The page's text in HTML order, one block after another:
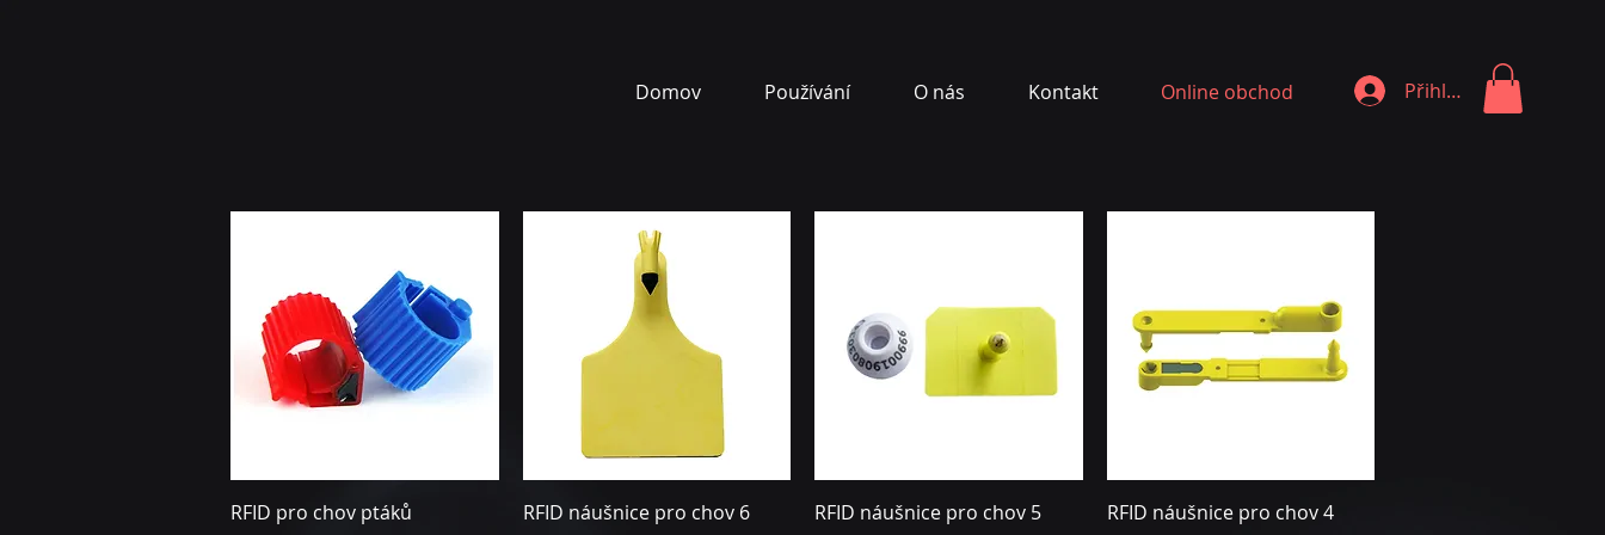
Domov Používání O nás Kontakt Online obchod Přihlásit se
Rychlý náhled
RFID pro chov ptáků
Rychlý náhled
RFID náušnice pro chov 6
Rychlý náhled
RFID náušnice pro chov 5
Rychlý náhled
RFID náušnice pro chov 4